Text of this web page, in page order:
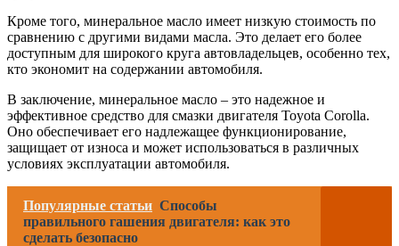
Кроме того, минеральное масло имеет низкую стоимость по
сравнению с другими видами масла. Это делает его более
доступным для широкого круга автовладельцев, особенно тех,
кто экономит на содержании автомобиля.
В заключение, минеральное масло – это надежное и
эффективное средство для смазки двигателя Toyota Corolla.
Оно обеспечивает его надлежащее функционирование,
защищает от износа и может использоваться в различных
условиях эксплуатации автомобиля.
Популярные статьи Способы
правильного гашения двигателя: как это
сделать безопасно